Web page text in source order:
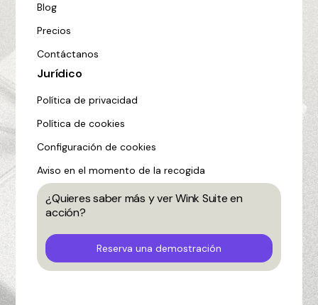
Blog
Precios
Contáctanos
Jurídico
Política de privacidad
Política de cookies
Configuración de cookies
Aviso en el momento de la recogida
¿Quieres saber más y ver Wink Suite en
acción?
Reserva una demostración